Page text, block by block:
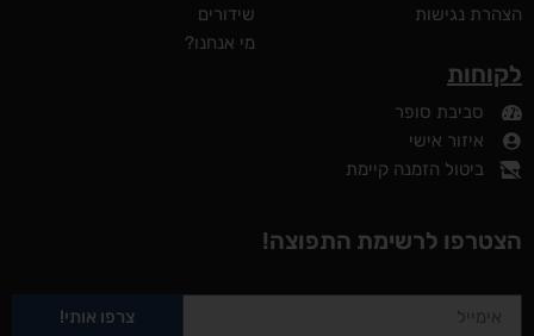
הצהרת נגישות
לקוחות
סביבת סופר
איזור אישי
ביטול הזמנה קיימת
שידורים
מי אנחנו?
הצטרפו לרשימת התפוצה!
צרפו אותי!